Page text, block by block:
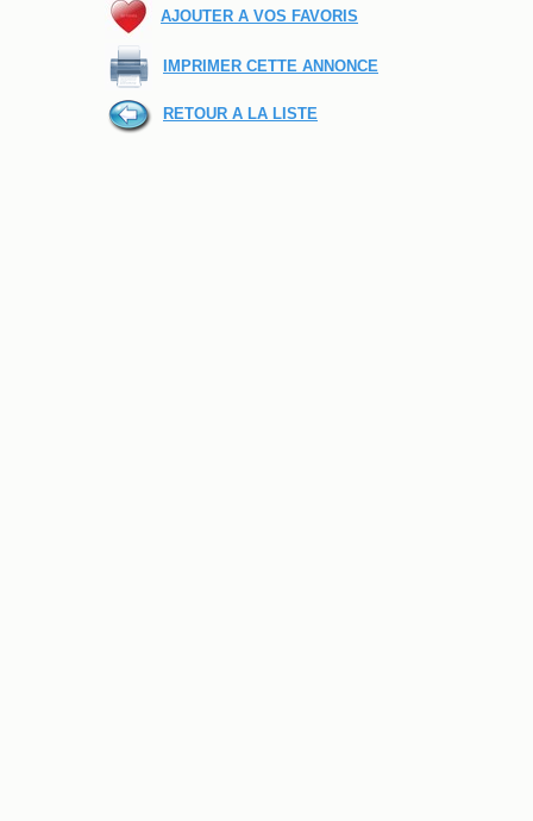
AJOUTER A VOS FAVORIS
IMPRIMER CETTE ANNONCE
RETOUR A LA LISTE